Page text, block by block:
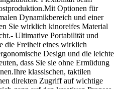
Optionen für
Dynamikbereich und einer
Sie wirklich kinoreifes Material
Ultimative Portabilität und
die Freiheit eines wirklich
Design und die leichte
dass Sie sie ohne Ermüdung
klassischen, taktilen
direkten Zugriff auf wichtige